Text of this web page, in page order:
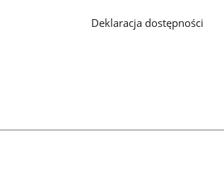
Deklaracja dostępności